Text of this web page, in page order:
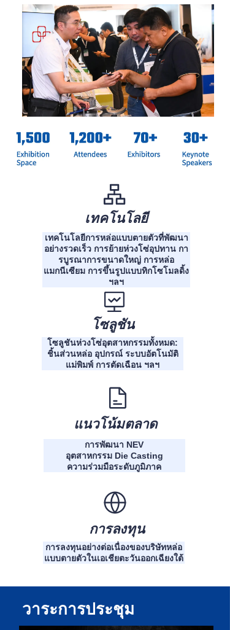
เทคโนโลยีการหล่อแบบตายตัวที่พัฒนา
อย่างรวดเร็ว การย้ายห่วงโซ่อุปทาน กา
รบูรณาการขนาดใหญ่ การหล่อ
แมกนีเซียม การขึ้นรูปแบบทิกโซโมลดิ้ง
ฯลฯ
การพัฒนา NEV
อุตสาหกรรม Die Casting
ความร่วมมือระดับภูมิภาค
โซลูชันห่วงโซ่อุตสาหกรรมทั้งหมด:
ชิ้นส่วนหล่อ อุปกรณ์ ระบบอัตโนมัติ
แม่พิมพ์ การตัดเฉือน ฯลฯ
การลงทุนอย่างต่อเนื่องของบริษัทหล่อ
แบบตายตัวในเอเชียตะวันออกเฉียงใต้
เทคโนโลยี
โซลูชัน
แนวโน้มตลาด
การลงทุน
วาระการประชุม